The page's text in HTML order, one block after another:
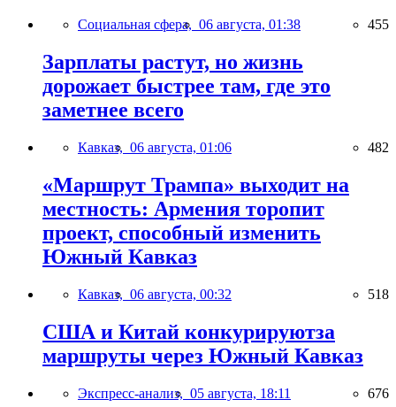
Социальная сфера, 06 августа, 01:38 455
Зарплаты растут, но жизнь
дорожает быстрее там, где это
заметнее всего
Кавказ, 06 августа, 01:06 482
«Маршрут Трампа» выходит на
местность: Армения торопит
проект, способный изменить
Южный Кавказ
Кавказ, 06 августа, 00:32 518
США и Китай конкурируютза
маршруты через Южный Кавказ
Экспресс-анализ, 05 августа, 18:11 676